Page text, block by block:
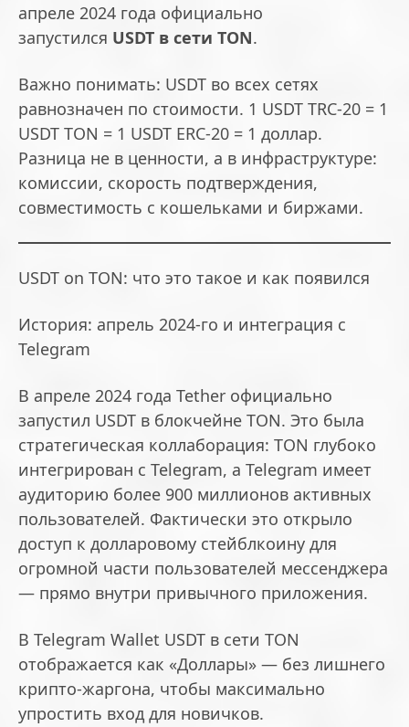
апреле 2024 года официально
запустился USDT в сети TON.
Важно понимать: USDT во всех сетях
равнозначен по стоимости. 1 USDT TRC-20 = 1
USDT TON = 1 USDT ERC-20 = 1 доллар.
Разница не в ценности, а в инфраструктуре:
комиссии, скорость подтверждения,
совместимость с кошельками и биржами.
USDT on TON: что это такое и как появился
История: апрель 2024-го и интеграция с
Telegram
В апреле 2024 года Tether официально
запустил USDT в блокчейне TON. Это была
стратегическая коллаборация: TON глубоко
интегрирован с Telegram, а Telegram имеет
аудиторию более 900 миллионов активных
пользователей. Фактически это открыло
доступ к долларовому стейблкоину для
огромной части пользователей мессенджера
— прямо внутри привычного приложения.
В Telegram Wallet USDT в сети TON
отображается как «Доллары» — без лишнего
крипто-жаргона, чтобы максимально
упростить вход для новичков.